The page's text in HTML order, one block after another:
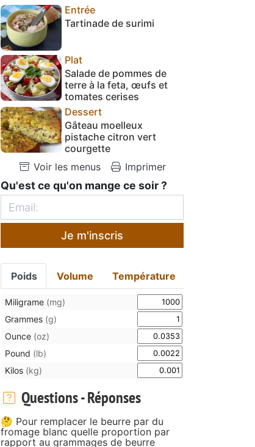
Entrée
Tartinade de surimi
Plat
Salade de pommes de
terre à la feta, œufs et
tomates cerises
Dessert
Gâteau moelleux
pistache citron vert
courgette
Voir les menus
Imprimer
Qu'est ce qu'on mange ce soir ?
Je m'inscris
Poids Volume Température
Miligrame (mg)
Grammes (g)
Ounce (oz)
Pound (lb)
Kilos (kg)
Questions - Réponses
🤔 Pour remplacer le beurre par du
fromage blanc quelle proportion par
rapport au grammages de beurre